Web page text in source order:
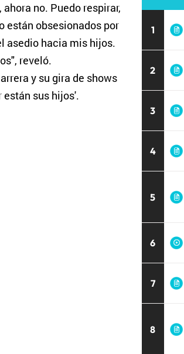
no. Puedo respirar,
están obsesionados por
asedio hacia mis hijos.
reveló.
y su gira de shows
están sus hijos'.
1
2
3
4
5
6
7
8